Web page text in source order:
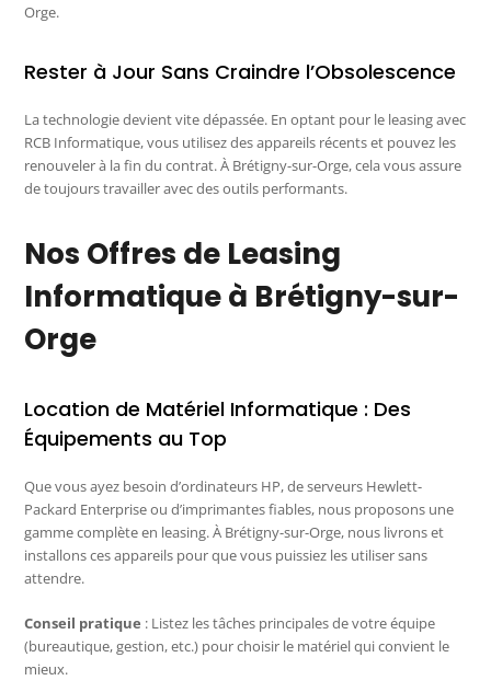
Orge.
Rester à Jour Sans Craindre l’Obsolescence
La technologie devient vite dépassée. En optant pour le leasing avec
RCB Informatique, vous utilisez des appareils récents et pouvez les
renouveler à la fin du contrat. À Brétigny-sur-Orge, cela vous assure
de toujours travailler avec des outils performants.
Nos Offres de Leasing
Informatique à Brétigny-sur-
Orge
Location de Matériel Informatique : Des
Équipements au Top
Que vous ayez besoin d’ordinateurs HP, de serveurs Hewlett-
Packard Enterprise ou d’imprimantes fiables, nous proposons une
gamme complète en leasing. À Brétigny-sur-Orge, nous livrons et
installons ces appareils pour que vous puissiez les utiliser sans
attendre.
Conseil pratique : Listez les tâches principales de votre équipe
(bureautique, gestion, etc.) pour choisir le matériel qui convient le
mieux.